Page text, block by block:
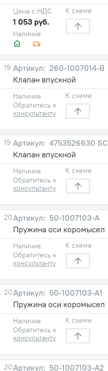
Наличие
Цена с НДС
1 053 руб.
К схеме
19
260-1007014-В
Клапан впускной
Наличие
Обратитесь к
консультанту
К схеме
19
4753526630 SC
Клапан впускной
Наличие
Обратитесь к
консультанту
К схеме
20
50-1007103-А
Пружина оси коромысел
Наличие
Обратитесь к
консультанту
К схеме
20
50-1007103-А1
Пружина оси коромысел
Наличие
Обратитесь к
консультанту
К схеме
20
50-1007103-А2